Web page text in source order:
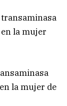
la mujer
la mujer de